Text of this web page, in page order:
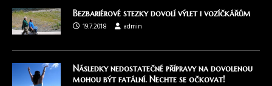
Bezbariérové stezky dovolí výlet i vozíčkářům
19.7.2018
admin
Následky nedostatečné přípravy na dovolenou
mohou být fatální. Nechte se očkovat!